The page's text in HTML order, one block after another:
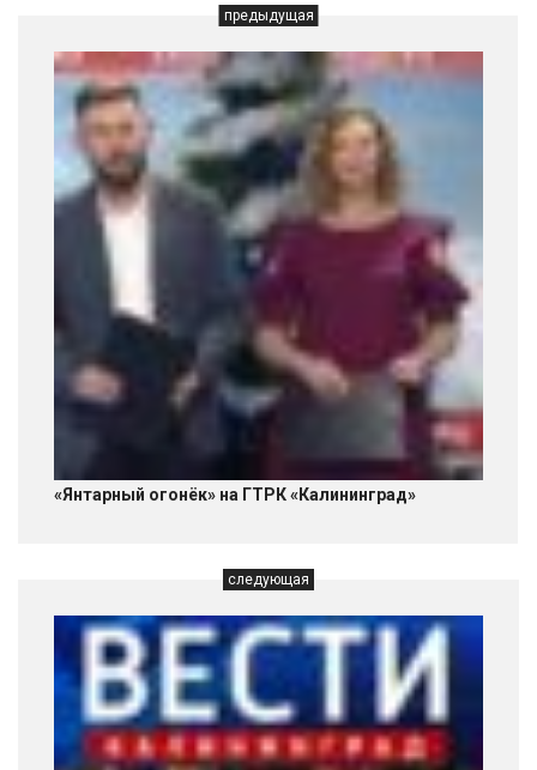
предыдущая
«Янтарный огонёк» на ГТРК «Калининград»
следующая